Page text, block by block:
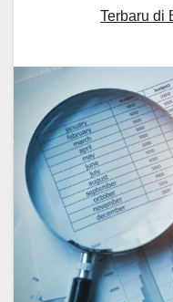
Terbaru di